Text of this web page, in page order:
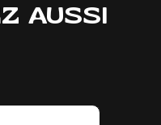
AUSSI